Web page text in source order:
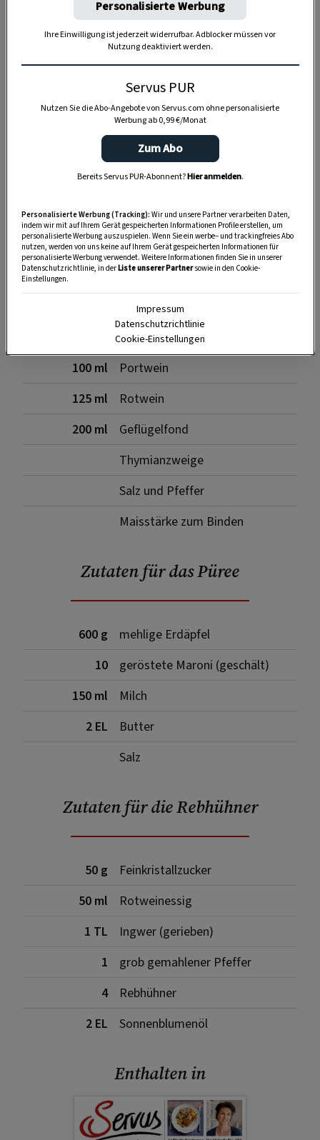
SPEICHERN DRUCKEN
Zutaten
getrocknete Steinpilze
Schalotten
Butter
100 ml
Portwein
125 ml
Rotwein
200 ml
Geflügelfond
Thymianzweige
Salz und Pfeffer
Maisstärke zum Binden
Zutaten für das Püree
600 g
mehlige Erdäpfel
10
geröstete Maroni (geschält)
150 ml
Milch
2 EL
Butter
Salz
Zutaten für die Rebhühner
50 g
Feinkristallzucker
50 ml
Rotweinessig
1 TL
Ingwer (gerieben)
1
grob gemahlener Pfeffer
4
Rebhühner
2 EL
Sonnenblumenöl
Enthalten in
Personalisierte Werbung
Ihre Einwilligung ist jederzeit widerrufbar. Adblocker müssen vor
Nutzung deaktiviert werden.
Servus PUR
Nutzen Sie die Abo-Angebote von Servus.com ohne personalisierte
Werbung ab 0,99 €/Monat
Zum Abo
Bereits Servus PUR-Abonnent?Hier anmelden.
Personalisierte Werbung (Tracking): Wir und unsere Partner verarbeiten Daten,
indem wir mit auf Ihrem Gerät gespeicherten Informationen Profile erstellen, um
personalisierte Werbung auszuspielen. Wenn Sie ein werbe– und trackingfreies Abo
nutzen, werden von uns keine auf Ihrem Gerät gespeicherten Informationen für
personalisierte Werbung verwendet. Weitere Informationen finden Sie in unserer
Datenschutzrichtlinie, in derListe unserer Partnersowie in den Cookie-
Einstellungen.
Impressum
Datenschutzrichtlinie
Cookie-Einstellungen